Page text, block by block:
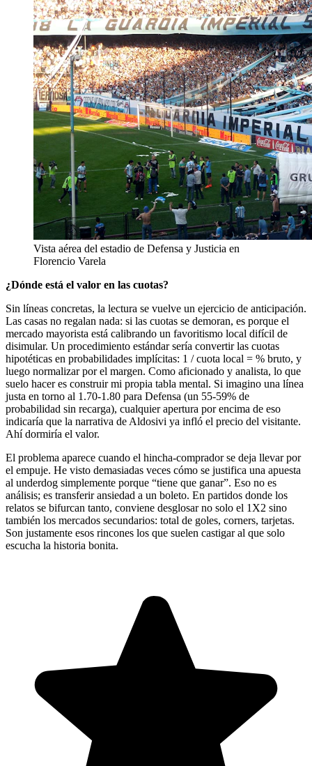
Vista aérea del estadio de Defensa y Justicia en
Florencio Varela
¿Dónde está el valor en las cuotas?
Sin líneas concretas, la lectura se vuelve un ejercicio de anticipación.
Las casas no regalan nada: si las cuotas se demoran, es porque el
mercado mayorista está calibrando un favoritismo local difícil de
disimular. Un procedimiento estándar sería convertir las cuotas
hipotéticas en probabilidades implícitas: 1 / cuota local = % bruto, y
luego normalizar por el margen. Como aficionado y analista, lo que
suelo hacer es construir mi propia tabla mental. Si imagino una línea
justa en torno al 1.70-1.80 para Defensa (un 55-59% de
probabilidad sin recarga), cualquier apertura por encima de eso
indicaría que la narrativa de Aldosivi ya infló el precio del visitante.
Ahí dormiría el valor.
El problema aparece cuando el hincha-comprador se deja llevar por
el empuje. He visto demasiadas veces cómo se justifica una apuesta
al underdog simplemente porque “tiene que ganar”. Eso no es
análisis; es transferir ansiedad a un boleto. En partidos donde los
relatos se bifurcan tanto, conviene desglosar no solo el 1X2 sino
también los mercados secundarios: total de goles, corners, tarjetas.
Son justamente esos rincones los que suelen castigar al que solo
escucha la historia bonita.